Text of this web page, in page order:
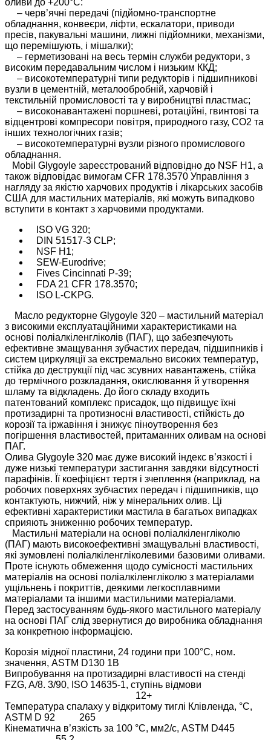
– черв’ячні передачі (підйомно-транспортне
обладнання, конвеєри, ліфти, ескалатори, приводи
пресів, пакувальні машини, лижні підйомники, механізми,
що перемішують, і мішалки);
– герметизовані на весь термін служби редуктори, з
високим передавальним числом і низьким ККД;
– високотемпературні типи редукторів і підшипникові
вузли в цементній, металообробній, харчовій і
текстильній промисловості та у виробництві пластмас;
– високонавантажені поршневі, ротаційні, гвинтові та
відцентрові компресори повітря, природного газу, СО2 та
інших технологічних газів;
– високотемпературні вузли різного промислового
обладнання.
Mobil Glygoyle зареєстрований відповідно до NSF H1, а
також відповідає вимогам CFR 178.3570 Управління з
нагляду за якістю харчових продуктів і лікарських засобів
США для мастильних матеріалів, які можуть випадково
вступити в контакт з харчовими продуктами.
ISO VG 320;
DIN 51517-3 CLP;
NSF H1;
SEW-Eurodrive;
Fives Cincinnati P-39;
FDA 21 CFR 178.3570;
ISO L-CKPG.
Масло редукторне Glygoyle 320 – мастильний матеріал
з високими експлуатаційними характеристиками на
основі поліалкіленгліколів (ПАГ), що забезпечують
ефективне змащування зубчастих передач, підшипників і
систем циркуляції за екстремально високих температур,
стійка до деструкції під час зсувних навантажень, стійка
до термічного розкладання, окислювання й утворення
шламу та відкладень. До його складу входить
патентований комплекс присадок, що підвищує їхні
протизадирні та протизносні властивості, стійкість до
корозії та іржавіння і знижує піноутворення без
погіршення властивостей, притаманних оливам на основі
ПАГ.
Олива Glygoyle 320 має дуже високий індекс в’язкості і
дуже низькі температури застигання завдяки відсутності
парафінів. Її коефіцієнт тертя і зчеплення (наприклад, на
робочих поверхнях зубчастих передач і підшипників, що
контактують, нижчий, ніж у мінеральних олив. Ці
ефективні характеристики мастила в багатьох випадках
сприяють зниженню робочих температур.
Мастильні матеріали на основі поліалкіленгліколю
(ПАГ) мають високоефективні змащувальні властивості,
які зумовлені поліалкіленгліколевими базовими оливами.
Проте існують обмеження щодо сумісності мастильних
матеріалів на основі поліалкіленгліколю з матеріалами
ущільнень і покриттів, деякими легкосплавними
матеріалами та іншими мастильними матеріалами.
Перед застосуванням будь-якого мастильного матеріалу
на основі ПАГ слід звернутися до виробника обладнання
за конкретною інформацією.
Корозія мідної пластини, 24 години при 100°С, ном.
значення, ASTM D130 1B
Випробування на протизадирні властивості на стенді
FZG, A/8. 3/90, ISO 14635-1, ступінь відмови
12+
Температура спалаху у відкритому тиглі Клівленда, °C,
ASTM D 92 265
Кінематична в’язкість за 100 °C, мм2/с, ASTM D445